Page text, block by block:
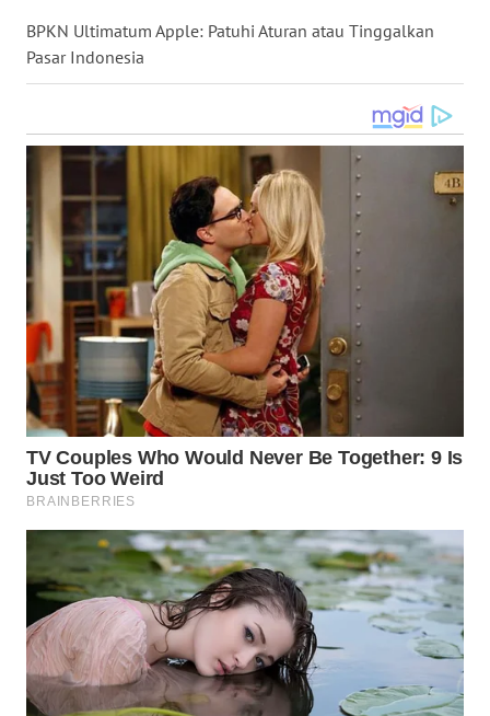
BPKN Ultimatum Apple: Patuhi Aturan atau Tinggalkan
Pasar Indonesia
WN
NUSANTARA
JOGJA
JATIM
WN
KALBAR
WN
KALTENG
KALTARA
WN
KALSEL
WN
KALTIM